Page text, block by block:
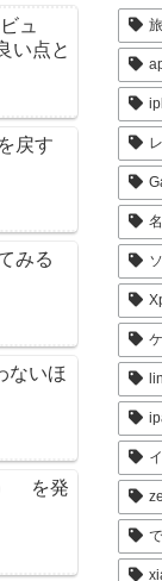
ュ
い点と
戻す
みる
ないほ
を発